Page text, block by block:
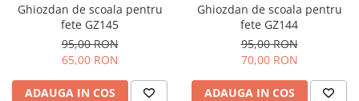
Ghiozdan de scoala pentru
fete GZ145
95,00 RON
65,00 RON
ADAUGA IN COS
Ghiozdan de scoala pentru
fete GZ144
95,00 RON
70,00 RON
ADAUGA IN COS